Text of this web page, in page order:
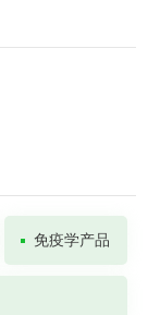
免疫学产品